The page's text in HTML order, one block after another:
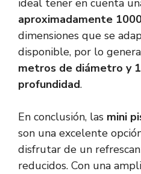
ideal tener en cuenta
aproximadamente
dimensiones que se
disponible, por lo
metros de diámetro y
profundidad.
En conclusión, las mini
son una excelente
disfrutar de un
reducidos. Con una